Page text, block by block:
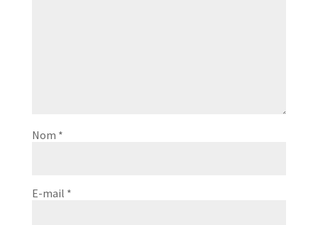
Nom *
E-mail *